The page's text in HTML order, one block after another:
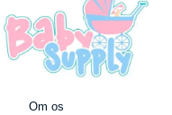
Om os